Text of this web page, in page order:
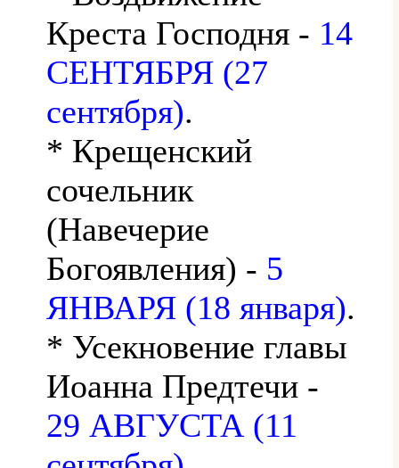
Креста Господня - 14
СЕНТЯБРЯ (27
сентября).
* Крещенский
сочельник
(Навечерие
Богоявления) - 5
ЯНВАРЯ (18 января).
* Усекновение главы
Иоанна Предтечи -
29 АВГУСТА (11